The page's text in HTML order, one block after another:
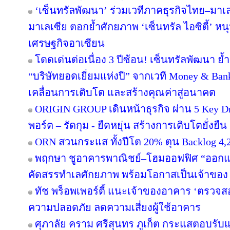
‘เซ็นทรัลพัฒนา’ ร่วมเวทีภาคธุรกิจไทย–มา
มาเลเซีย ตอกย้ำศักยภาพ ‘เซ็นทรัล ไอซิตี้’
เศรษฐกิจอาเซียน
โดดเด่นต่อเนื่อง 3 ปีซ้อน! เซ็นทรัลพัฒนา ย้ำ
“บริษัทยอดเยี่ยมแห่งปี” จากเวที Money &
เคลื่อนการเติบโต และสร้างคุณค่าสู่อนาคต
ORIGIN GROUP เดินหน้าธุรกิจ ผ่าน 5 Key
พอร์ต – รัดกุม - ยืดหยุ่น สร้างการเติบโตยั่งยื
ORN สวนกระแส ทั้งปีโต 20% ตุน Backlog
พฤกษา ชูอาคารพาณิชย์–โฮมออฟฟิศ “ออก
คัดสรรทำเลศักยภาพ พร้อมโอกาสเป็นเจ้าของ
ทัช พร็อพเพอร์ตี้ แนะเจ้าของอาคาร ‘ตรวจ
ความปลอดภัย ลดความเสี่ยงผู้ใช้อาคาร
ศุภาลัย คราม ศรีสุนทร ภูเก็ต กระแสตอบรับ